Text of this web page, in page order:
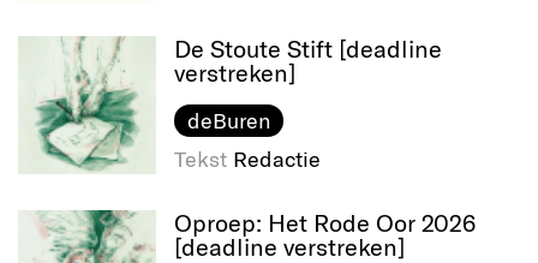
De Stoute Stift [deadline
verstreken]
deBuren
Tekst Redactie
Oproep: Het Rode Oor 2026
[deadline verstreken]